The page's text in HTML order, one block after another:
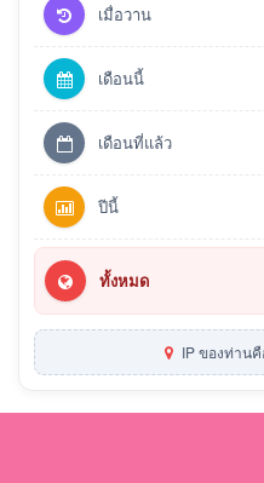
เมื่อวาน
เดือนนี้
เดือนที่แล้ว
ปีนี้
ทั้งหมด
IP ของท่าน